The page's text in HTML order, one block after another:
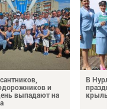
и
выпадают на
В